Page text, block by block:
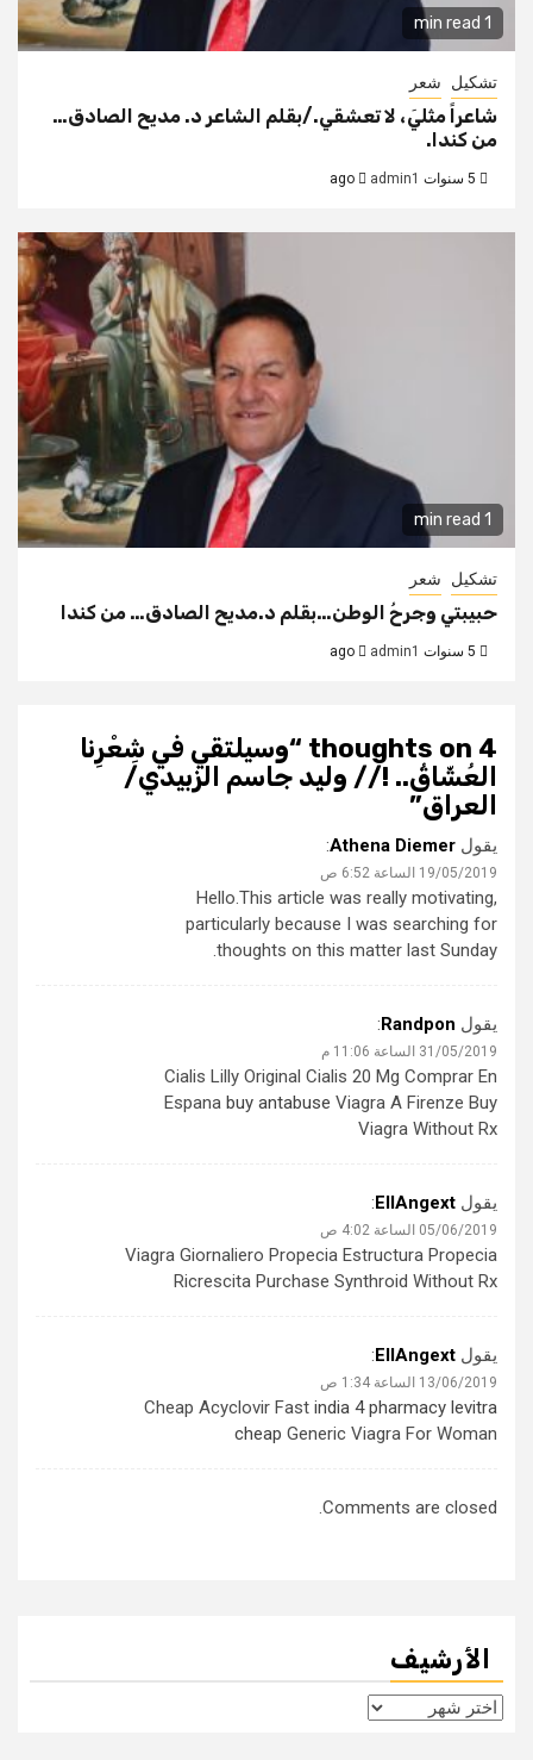
1 min read
تشكيل شعر
شاعراً مثليَ، لا تعشقي./بقلم الشاعر د. مديح الصادق…
من كندا.
admin1
1 min read
تشكيل شعر
حبيبتي وجرحُ الوطن…بقلم د.مديح الصادق… من كندا
admin1
4 thoughts on “
وسيلتقي في شِعْرِنا
العُشّاقُ.. !// وليد جاسم الزبيدي/
العراق”
يقول Athena Diemer
:
19/05/2019 الساعة 6:52 ص
Hello.This article was really motivating,
particularly because I was searching for
thoughts on this matter last Sunday.
يقول Randpon
:
31/05/2019 الساعة 11:06 م
Cialis Lilly Original Cialis 20 Mg Comprar En
Espana buy antabuse Viagra A Firenze Buy
Viagra Without Rx
يقول EllAngext
:
05/06/2019 الساعة 4:02 ص
Viagra Giornaliero Propecia Estructura Propecia
Ricrescita Purchase Synthroid Without Rx
يقول EllAngext
:
13/06/2019 الساعة 1:34 ص
Cheap Acyclovir Fast india 4 pharmacy levitra
cheap Generic Viagra For Woman
Comments are closed.
الأرشيف
الأرشيف